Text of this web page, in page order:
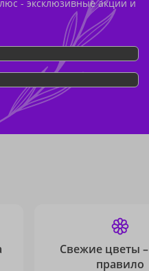
- эксклюзивные акции и
Свежие цветы
правило